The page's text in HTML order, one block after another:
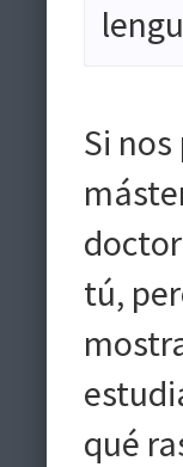
Si
tú,
qué